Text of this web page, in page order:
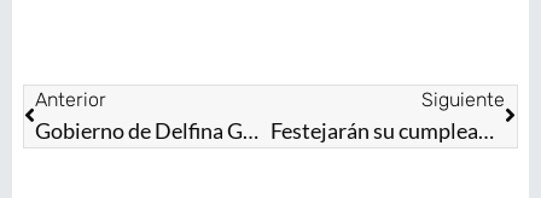
Anterior
Gobierno de Delfina Gómez subsidia obras hidroagrícolas por 33 millones de pesos a favor de 9 mil productores del campo mexiquense
Siguiente
Festejarán su cumpleaños 2 mil 464 mexiquenses nacidos en año bisiesto